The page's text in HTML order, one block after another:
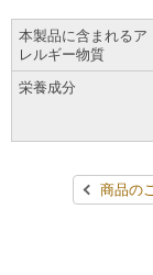
チケット
プリペイドサービ
スポーツ振興くじ
行政サービス
スマホプリペイド
レジでApple
オンラインフォ
コインランドリ
JTB
国内店舗数
売上高、店舗数推移
セブン‐イレブン
データで見るセブ
セブン‐イレブン
4VISIONS
サステナビリティ
サステナビリティ
報告書ライブラリ
English
English (Services)
简体中文(服务)
한국어(서비스)
本製品に含まれるア
レルギー物質
栄養成分
商品の